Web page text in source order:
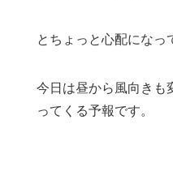
とちょっと心配になっ
今日は昼から風向きも
ってくる予報です。